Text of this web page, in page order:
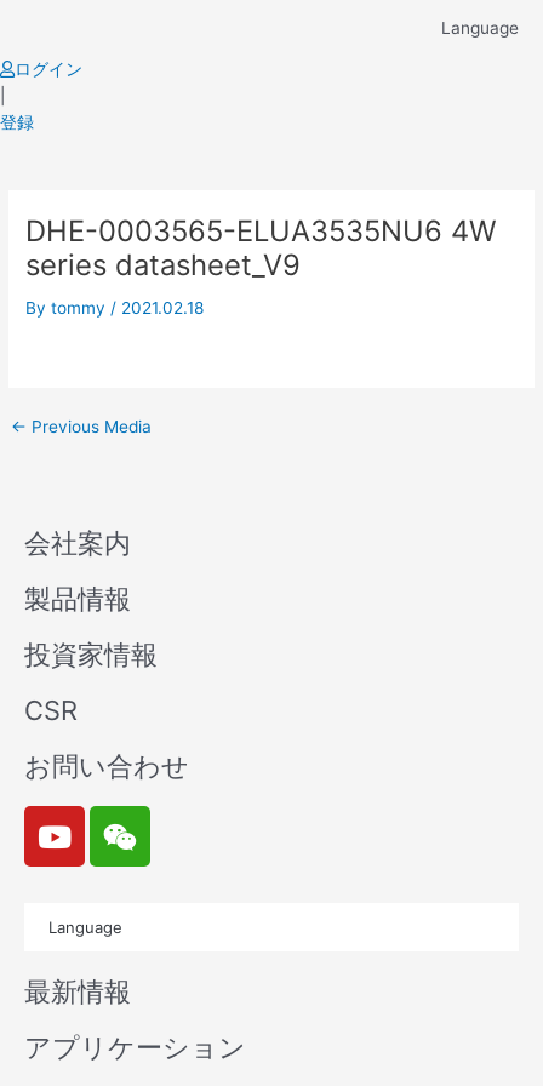
content
Language
ログイン
登録
DHE-0003565-ELUA3535NU6 4W
series datasheet_V9
Bytommy / 2021.02.18
navigation
← Previous Media
会社案内
製品情報
投資家情報
CSR
お問い合わせ
Y
o
u
b
e
W
e
i
n
Language
最新情報
アプリケーション